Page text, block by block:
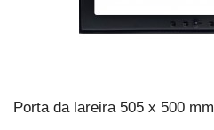
Porta da lareira 505 x 500 mm